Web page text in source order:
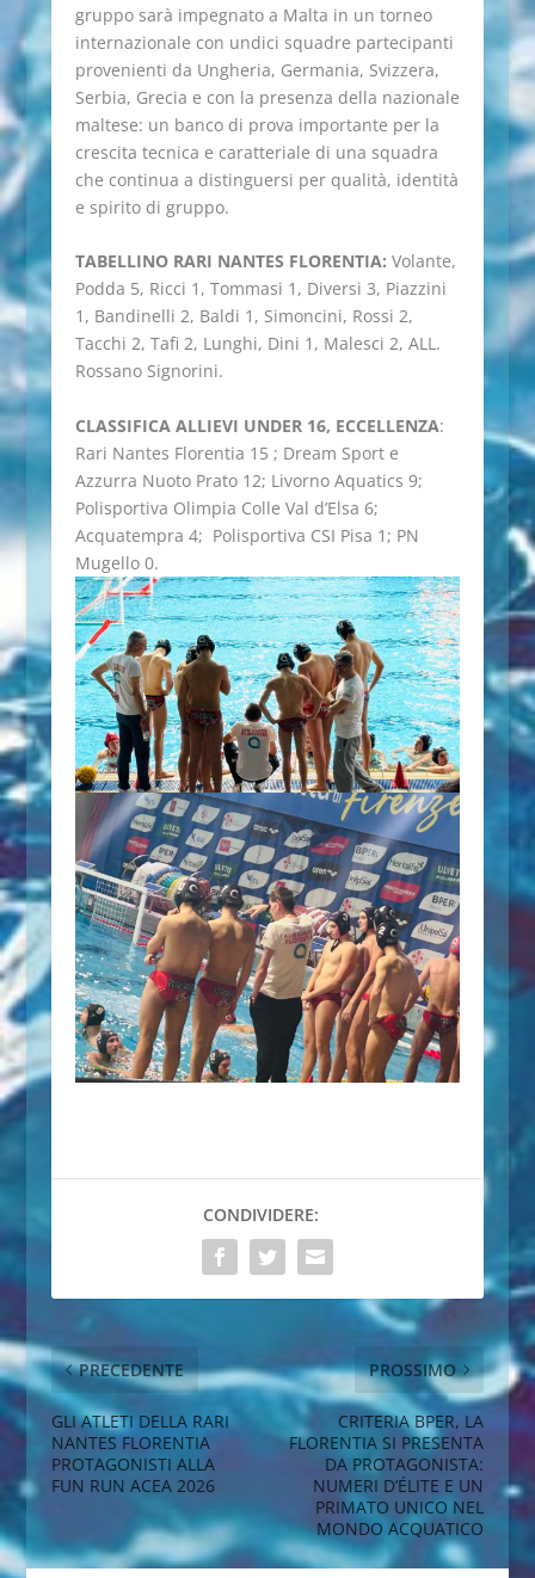
gruppo sarà impegnato a Malta in un torneo
internazionale con undici squadre partecipanti
provenienti da Ungheria, Germania, Svizzera,
Serbia, Grecia e con la presenza della nazionale
maltese: un banco di prova importante per la
crescita tecnica e caratteriale di una squadra
che continua a distinguersi per qualità, identità
e spirito di gruppo.
TABELLINO RARI NANTES FLORENTIA: Volante,
Podda 5, Ricci 1, Tommasi 1, Diversi 3, Piazzini
1, Bandinelli 2, Baldi 1, Simoncini, Rossi 2,
Tacchi 2, Tafi 2, Lunghi, Dini 1, Malesci 2, ALL.
Rossano Signorini.
CLASSIFICA ALLIEVI UNDER 16, ECCELLENZA:
Rari Nantes Florentia 15 ; Dream Sport e
Azzurra Nuoto Prato 12; Livorno Aquatics 9;
Polisportiva Olimpia Colle Val d’Elsa 6;
Acquatempra 4; Polisportiva CSI Pisa 1; PN
Mugello 0.
CONDIVIDERE:
PRECEDENTE
GLI ATLETI DELLA RARI
NANTES FLORENTIA
PROTAGONISTI ALLA
FUN RUN ACEA 2026
PROSSIMO
CRITERIA BPER, LA
FLORENTIA SI PRESENTA
DA PROTAGONISTA:
NUMERI D’ÉLITE E UN
PRIMATO UNICO NEL
MONDO ACQUATICO